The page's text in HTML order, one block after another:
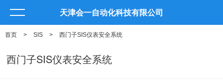
天津会一自动化科技有限公司
首页 > SIS > 西门子SIS仪表安全系统
西门子SIS仪表安全系统